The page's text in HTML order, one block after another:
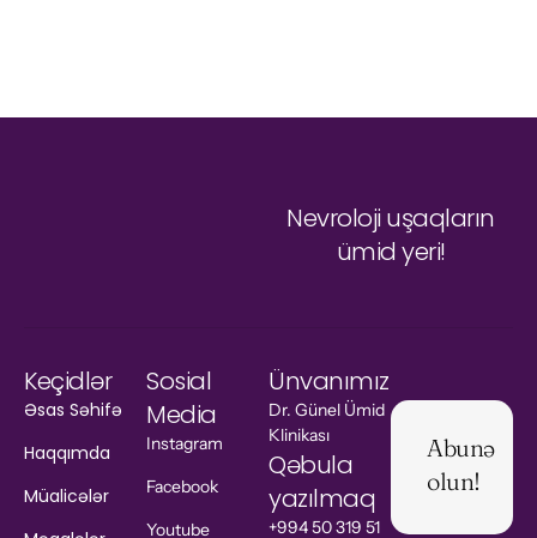
Nevroloji uşaqların
ümid yeri!
Keçidlər
Əsas Səhifə
Haqqımda
Müalicələr
Sosial
Media
Instagram
Facebook
Youtube
Ünvanımız
Dr. Günel Ümid
Klinikası
Qəbula
yazılmaq
+994 50 319 51
Abunə
olun!